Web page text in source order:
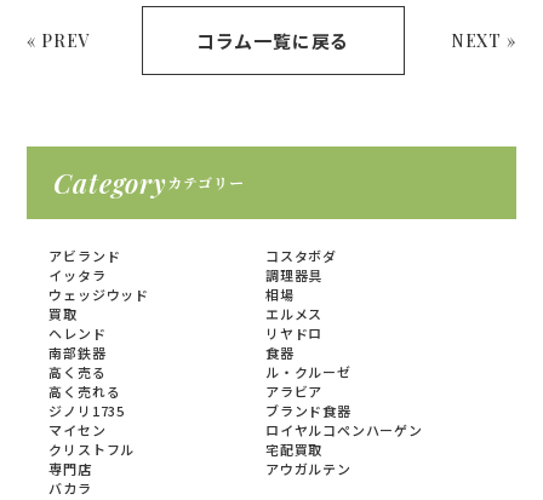
« PREV コラム一覧に戻る NEXT »
Categoryカテゴリー
アビランド
コスタボダ
イッタラ
調理器具
ウェッジウッド
相場
買取
エルメス
ヘレンド
リヤドロ
南部鉄器
食器
高く売る
ル・クルーゼ
高く売れる
アラビア
ジノリ1735
ブランド食器
マイセン
ロイヤルコペンハーゲン
クリストフル
宅配買取
専門店
アウガルテン
バカラ